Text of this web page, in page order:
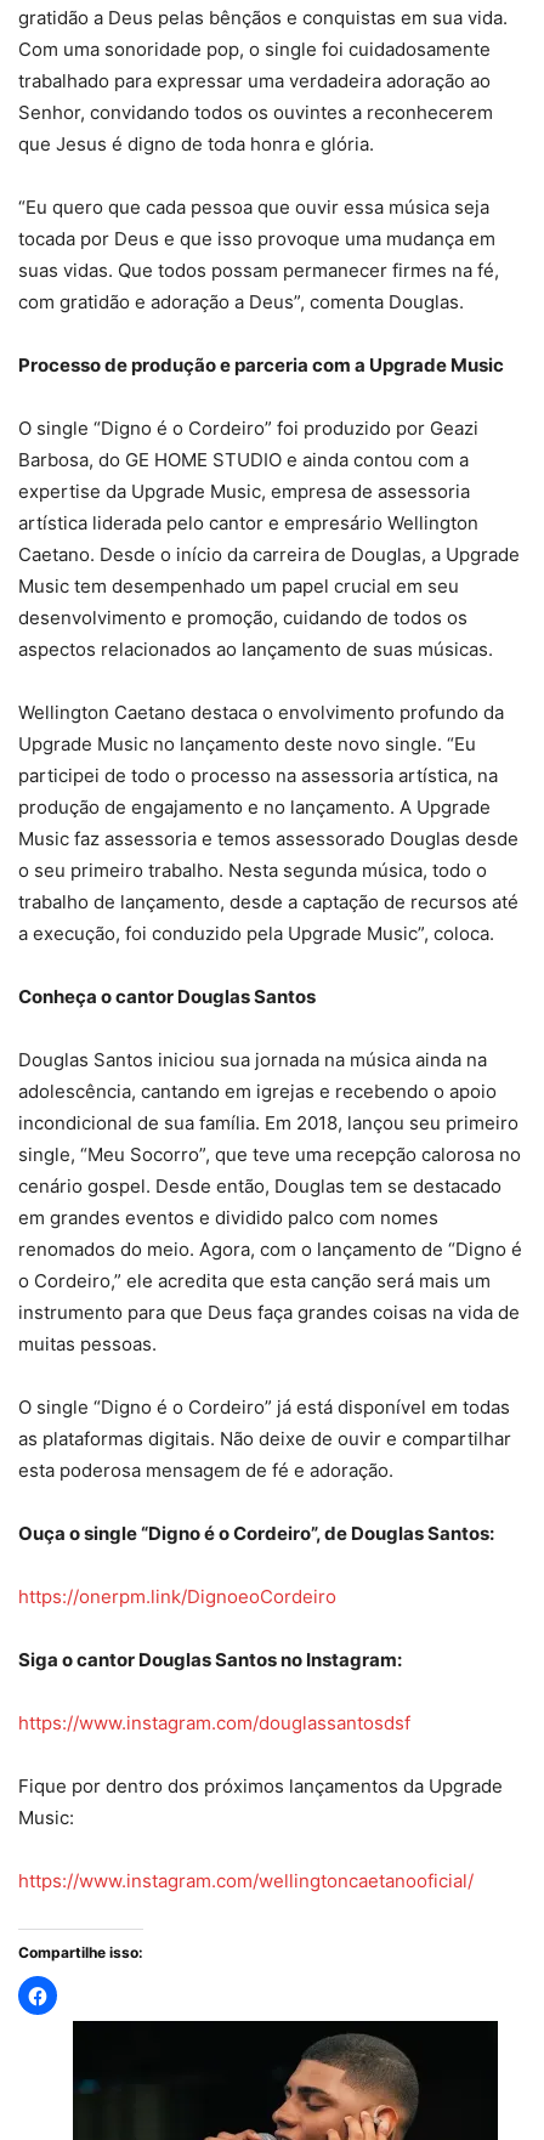
gratidão a Deus pelas bênçãos e conquistas em sua vida.
Com uma sonoridade pop, o single foi cuidadosamente
trabalhado para expressar uma verdadeira adoração ao
Senhor, convidando todos os ouvintes a reconhecerem
que Jesus é digno de toda honra e glória.
“Eu quero que cada pessoa que ouvir essa música seja
tocada por Deus e que isso provoque uma mudança em
suas vidas. Que todos possam permanecer firmes na fé,
com gratidão e adoração a Deus”, comenta Douglas.
Processo de produção e parceria com a Upgrade Music
O single “Digno é o Cordeiro” foi produzido por Geazi
Barbosa, do GE HOME STUDIO e ainda contou com a
expertise da Upgrade Music, empresa de assessoria
artística liderada pelo cantor e empresário Wellington
Caetano. Desde o início da carreira de Douglas, a Upgrade
Music tem desempenhado um papel crucial em seu
desenvolvimento e promoção, cuidando de todos os
aspectos relacionados ao lançamento de suas músicas.
Wellington Caetano destaca o envolvimento profundo da
Upgrade Music no lançamento deste novo single. “Eu
participei de todo o processo na assessoria artística, na
produção de engajamento e no lançamento. A Upgrade
Music faz assessoria e temos assessorado Douglas desde
o seu primeiro trabalho. Nesta segunda música, todo o
trabalho de lançamento, desde a captação de recursos até
a execução, foi conduzido pela Upgrade Music”, coloca.
Conheça o cantor Douglas Santos
Douglas Santos iniciou sua jornada na música ainda na
adolescência, cantando em igrejas e recebendo o apoio
incondicional de sua família. Em 2018, lançou seu primeiro
single, “Meu Socorro”, que teve uma recepção calorosa no
cenário gospel. Desde então, Douglas tem se destacado
em grandes eventos e dividido palco com nomes
renomados do meio. Agora, com o lançamento de “Digno é
o Cordeiro,” ele acredita que esta canção será mais um
instrumento para que Deus faça grandes coisas na vida de
muitas pessoas.
O single “Digno é o Cordeiro” já está disponível em todas
as plataformas digitais. Não deixe de ouvir e compartilhar
esta poderosa mensagem de fé e adoração.
Ouça o single “Digno é o Cordeiro”, de Douglas Santos:
https://onerpm.link/DignoeoCordeiro
Siga o cantor Douglas Santos no Instagram:
https://www.instagram.com/douglassantosdsf
Fique por dentro dos próximos lançamentos da Upgrade
Music:
https://www.instagram.com/wellingtoncaetanooficial/
Compartilhe isso: